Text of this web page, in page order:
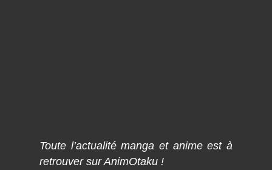
Toute l’actualité manga et anime est à
retrouver sur AnimOtaku !